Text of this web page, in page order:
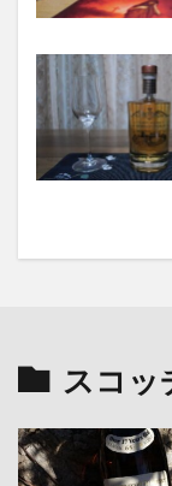
スコッ